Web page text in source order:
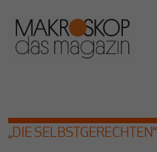
„DIE SELBSTGERECHTEN“